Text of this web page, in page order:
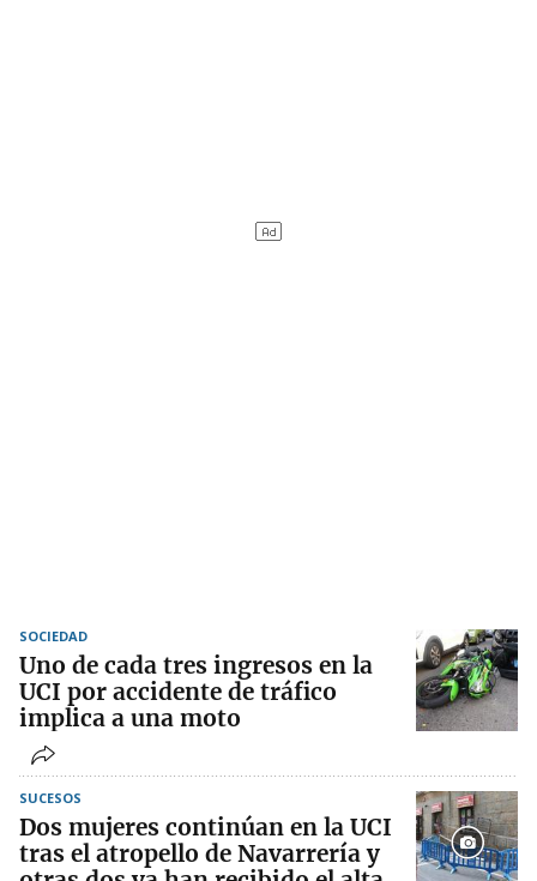
SOCIEDAD
Uno de cada tres ingresos en la
UCI por accidente de tráfico
implica a una moto
SUCESOS
Dos mujeres continúan en la UCI
tras el atropello de Navarrería y